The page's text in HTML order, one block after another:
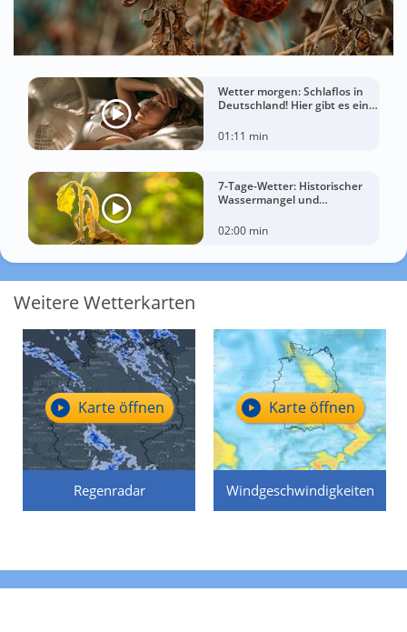
Wetter morgen: Schlaflos in
Deutschland! Hier gibt es eine
01:11 min
7-Tage-Wetter: Historischer
Wassermangel und
02:00 min
Weitere Wetterkarten
Regenradar
Karte öffnen
Windgeschwindigkeiten
Karte öffnen